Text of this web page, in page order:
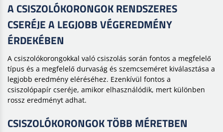
A CSISZOLÓKORONGOK RENDSZERES
CSERÉJE A LEGJOBB VÉGEREDMÉNY
ÉRDEKÉBEN
A csiszolókorongokkal való csiszolás során fontos a megfelelő
típus és a megfelelő durvaság és szemcseméret kiválasztása a
legjobb eredmény eléréséhez. Ezenkívül fontos a
csiszolópapír cseréje, amikor elhasználódik, mert különben
rossz eredményt adhat.
CSISZOLÓKORONGOK TÖBB MÉRETBEN